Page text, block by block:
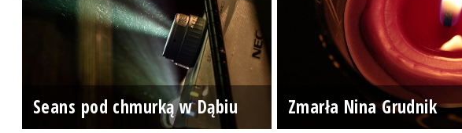
Seans pod chmurką w Dąbiu Zmarła Nina Grudnik